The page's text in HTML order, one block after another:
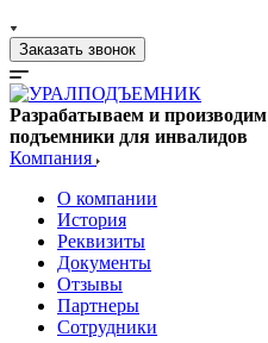
Заказать звонок
Разрабатываем и производим
подъемники для инвалидов
Компания
О компании
История
Реквизиты
Документы
Отзывы
Партнеры
Сотрудники